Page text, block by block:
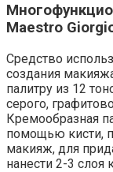
Maestro
Средство
создания
палитру из 12
серого,
Кремообразная
помощью кисти,
макияж, для
нанести 2-3 слоя